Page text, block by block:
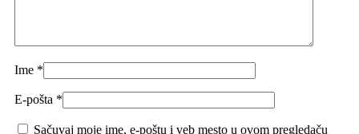
Ime *
E-pošta *
Sačuvaj moje ime, e-poštu i veb mesto u ovom pregledaču